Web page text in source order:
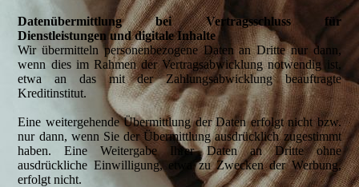
Datenübermittlung bei Vertragsschluss für
Dienstleistungen und digitale Inhalte
Wir übermitteln personenbezogene Daten an Dritte nur dann,
wenn dies im Rahmen der Vertragsabwicklung notwendig ist,
etwa an das mit der Zahlungsabwicklung beauftragte
Kreditinstitut.
Eine weitergehende Übermittlung der Daten erfolgt nicht bzw.
nur dann, wenn Sie der Übermittlung ausdrücklich zugestimmt
haben. Eine Weitergabe Ihrer Daten an Dritte ohne
ausdrückliche Einwilligung, etwa zu Zwecken der Werbung,
erfolgt nicht.